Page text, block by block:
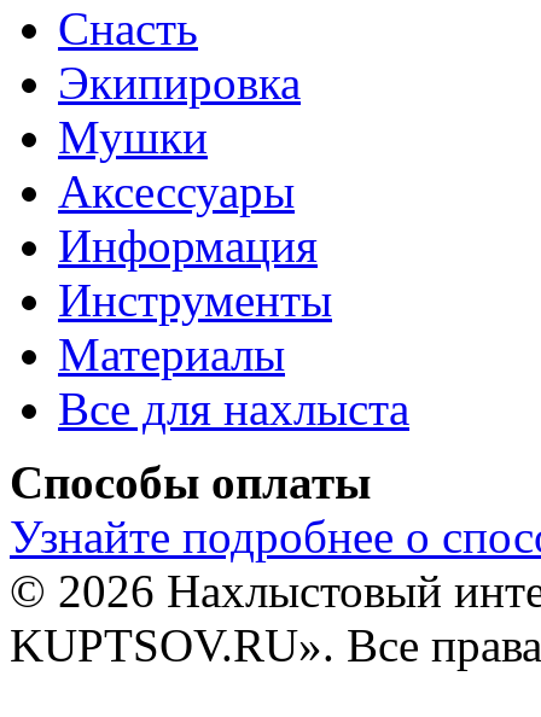
Снасть
Экипировка
Мушки
Аксессуары
Информация
Инструменты
Материалы
Все для нахлыста
Способы оплаты
Узнайте подробнее о
© 2026 Нахлыстовый
KUPTSOV.RU». Все